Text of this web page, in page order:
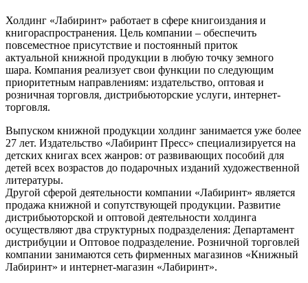
Холдинг «Лабиринт» работает в сфере книгоиздания и
книгораспространения. Цель компании – обеспечить
повсеместное присутствие и постоянный приток
актуальной книжной продукции в любую точку земного
шара. Компания реализует свои функции по следующим
приоритетным направлениям: издательство, оптовая и
розничная торговля, дистрибьюторские услуги, интернет-
торговля.
Выпуском книжной продукции холдинг занимается уже более
27 лет. Издательство «Лабиринт Пресс» специализируется на
детских книгах всех жанров: от развивающих пособий для
детей всех возрастов до подарочных изданий художественной
литературы.
Другой сферой деятельности компании «Лабиринт» является
продажа книжной и сопутствующей продукции. Развитие
дистрибьюторской и оптовой деятельности холдинга
осуществляют два структурных подразделения: Департамент
дистрибуции и Оптовое подразделение. Розничной торговлей
компании занимаются сеть фирменных магазинов «Книжный
Лабиринт» и интернет-магазин «Лабиринт».